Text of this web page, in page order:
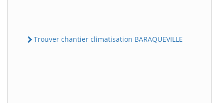
Trouver chantier climatisation BARAQUEVILLE